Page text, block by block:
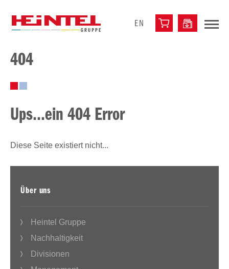
EN
404
Ups...ein 404 Error
Diese Seite existiert nicht...
Über uns
Heintel Gruppe
Nachhaltigkeit
Divisionen